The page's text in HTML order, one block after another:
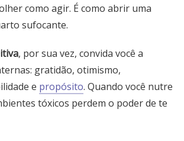
como agir. É como abrir uma
sufocante.
, por sua vez, convida você a
gratidão, otimismo,
e propósito. Quando você nutre
tóxicos perdem o poder de te